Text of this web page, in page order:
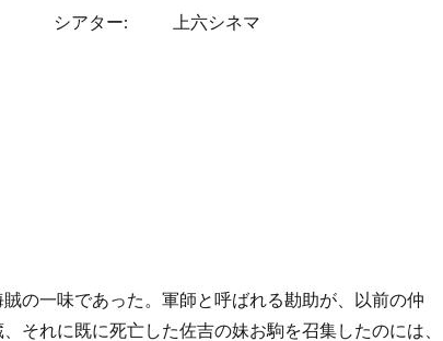
シアター: 上六シネマ
の一味であった。軍師と呼ばれる勘助が、以前の仲
それに既に死亡した佐吉の妹お駒を召集したのには、